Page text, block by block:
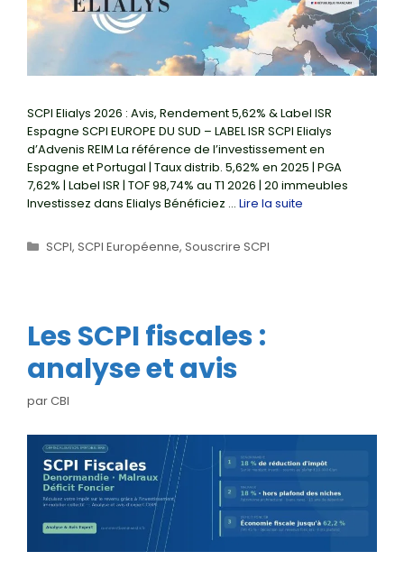
SCPI Elialys 2026 : Avis, Rendement 5,62% & Label ISR
Espagne SCPI EUROPE DU SUD – LABEL ISR SCPI Elialys
d’Advenis REIM La référence de l’investissement en
Espagne et Portugal | Taux distrib. 5,62% en 2025 | PGA
7,62% | Label ISR | TOF 98,74% au T1 2026 | 20 immeubles
Investissez dans Elialys Bénéficiez … Lire la suite
Catégories
SCPI, SCPI Européenne, Souscrire SCPI
Les SCPI fiscales :
analyse et avis
parCBI